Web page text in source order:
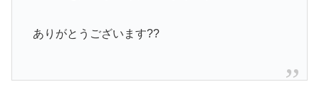
ありがとうございます??